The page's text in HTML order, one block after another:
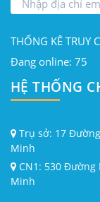
THỐNG KÊ TRUY
Đang online: 75
HỆ THỐNG
Trụ sở: 17 Đường
Minh
CN1: 530 Đường
Minh